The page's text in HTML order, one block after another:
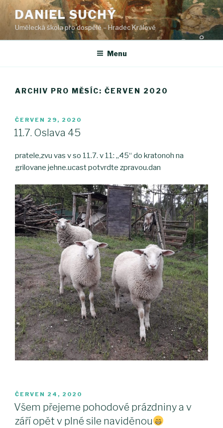
Přejít
obsahu
webu
DANIEL SUCHÝ
Umělecká škola pro dospělé – Hradec Králové
Menu
ARCHIV PRO MĚSÍC: ČERVEN 2020
PUBLIKOVÁNO
ČERVEN 29, 2020
11.7. Oslava 45
pratele,zvu vas v so 11.7. v 11: „45“ do kratonoh na
grilovane jehne.ucast potvrdte zpravou.dan
PUBLIKOVÁNO
ČERVEN 24, 2020
Všem přejeme pohodové prázdniny a v
září opět v plné sile naviděnou